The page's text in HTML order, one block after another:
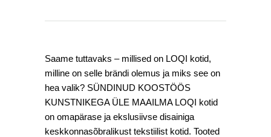
Saame tuttavaks – millised on LOQI kotid,
milline on selle brändi olemus ja miks see on
hea valik? SÜNDINUD KOOSTÖÖS
KUNSTNIKEGA ÜLE MAAILMA LOQI kotid
on omapärase ja ekslusiivse disainiga
keskkonnasõbralikust tekstiilist kotid. Tooted